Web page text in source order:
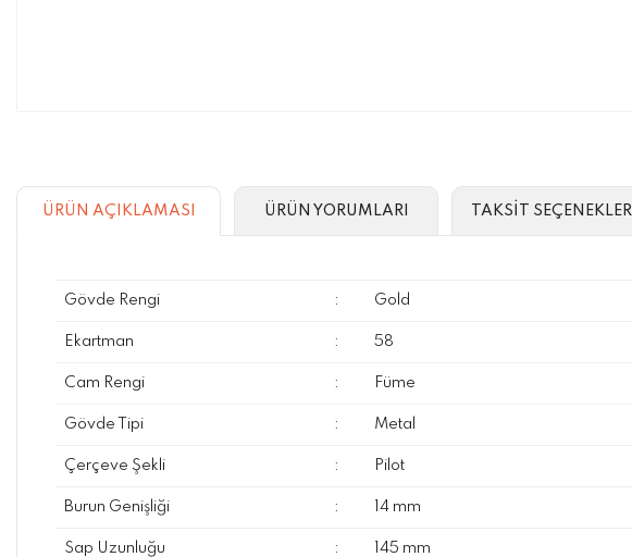
ÜRÜN AÇIKLAMASI ÜRÜN YORUMLARI TAKSİT SEÇENEKLERİ
Gövde Rengi : Gold
Ekartman : 58
Cam Rengi : Füme
Gövde Tipi : Metal
Çerçeve Şekli : Pilot
Burun Genişliği : 14 mm
Sap Uzunluğu : 145 mm